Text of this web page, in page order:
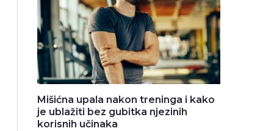
Mišićna upala nakon treninga i kako
je ublažiti bez gubitka njezinih
korisnih učinaka